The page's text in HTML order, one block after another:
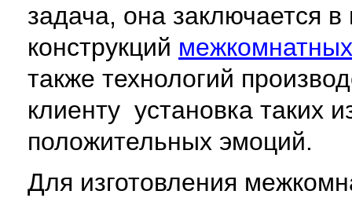
задача, она заключается
конструкций
также технологий
клиенту установка таких
положительных эмоций.
Для изготовления